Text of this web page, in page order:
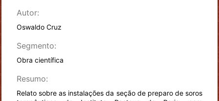
Autor:
Oswaldo Cruz
Segmento:
Obra científica
Resumo:
Relato sobre as instalações da seção de preparo de soros